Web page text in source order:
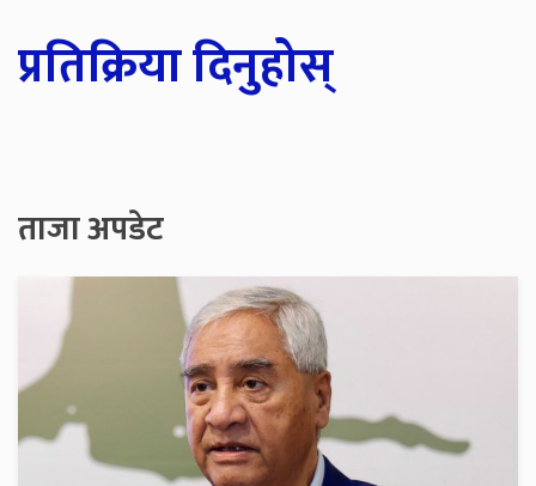
प्रतिक्रिया दिनुहोस्
ताजा अपडेट